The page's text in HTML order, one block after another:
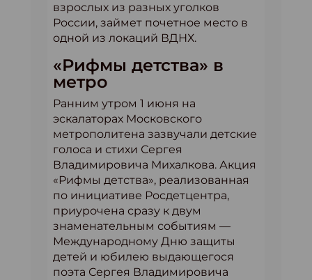
взрослых из разных уголков
России, займет почетное место в
одной из локаций ВДНХ.
«Рифмы детства» в
метро
Ранним утром 1 июня на
эскалаторах Московского
метрополитена зазвучали детские
голоса и стихи Сергея
Владимировича Михалкова. Акция
«Рифмы детства», реализованная
по инициативе Росдетцентра,
приурочена сразу к двум
знаменательным событиям —
Международному Дню защиты
детей и юбилею выдающегося
поэта Сергея Владимировича